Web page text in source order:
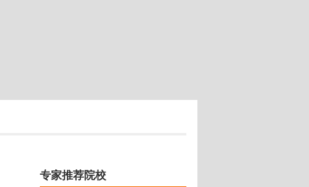
专家推荐院校